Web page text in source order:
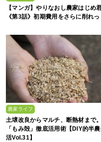
【マンガ】やりなおし農家はじめ
《第3話》初期費用をさらに削れっ
農家ライフ
土壌改良からマルチ、断熱材まで。
「もみ殻」徹底活用術【DIY的半
活Vol.31】